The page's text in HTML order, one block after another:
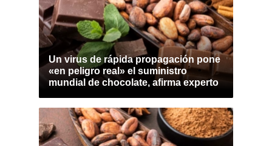
Un virus de rápida propagación pone
«en peligro real» el suministro
mundial de chocolate, afirma experto